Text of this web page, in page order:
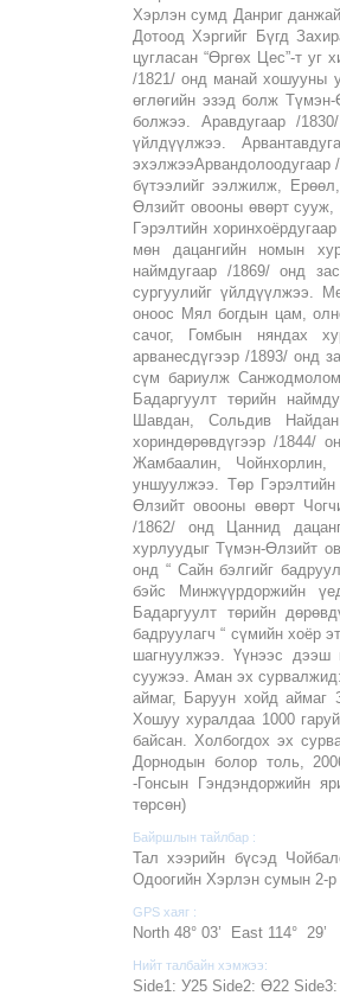
Хэрлэн сумд Данриг
Дотоод Хэргийг Бүгд
цугласан “Өргөх Цес”-т уг
/1821/ онд манай хошууны
өглөгийн эзэд болж
болжээ. Аравдугаар /
үйлдүүлжээ.
бүтээлийг ээлжилж,
Өлзийт овооны өвөрт
Гэрэлтийн
мөн дацангийн номын
наймдугаар /1869/ онд
сургуулийг үйлдүүлжээ.
оноос Мял богдын цам,
сачог, Гомбын няндах
арванесдүгээр /1893/ онд
сүм бариулж
Бадаргуулт төрийн
Шавдан, Сольдив
хориндөрөвдүгээр /1844/
Жамбаалин,
уншуулжээ. Төр
Өлзийт овооны өвөрт
/1862/ онд Цаннид
хурлуудыг Түмэн-Өлзийт
онд “ Сайн бэлгийг
бэйс Минжүүрдоржийн
Бадаргуулт төрийн
бадруулагч “ сүмийн хоёр
шагнуулжээ. Үүнээс дээш
суужээ. Аман эх
аймаг, Баруун хойд аймаг
Хошуу хуралдаа 1000
байсан. Холбогдох эх
Дорнодын болор толь,
-Гонсын Гэндэндоржийн
төрсөн)
Байршлын тайлбар :
Тал хээрийн бүсэд
Одоогийн Хэрлэн сумын 2-р
GPS хаяг :
North 48° 03’ East 114° 29’
Нийт талбайн хэмжээ:
Side1: У25 Side2: Ө22